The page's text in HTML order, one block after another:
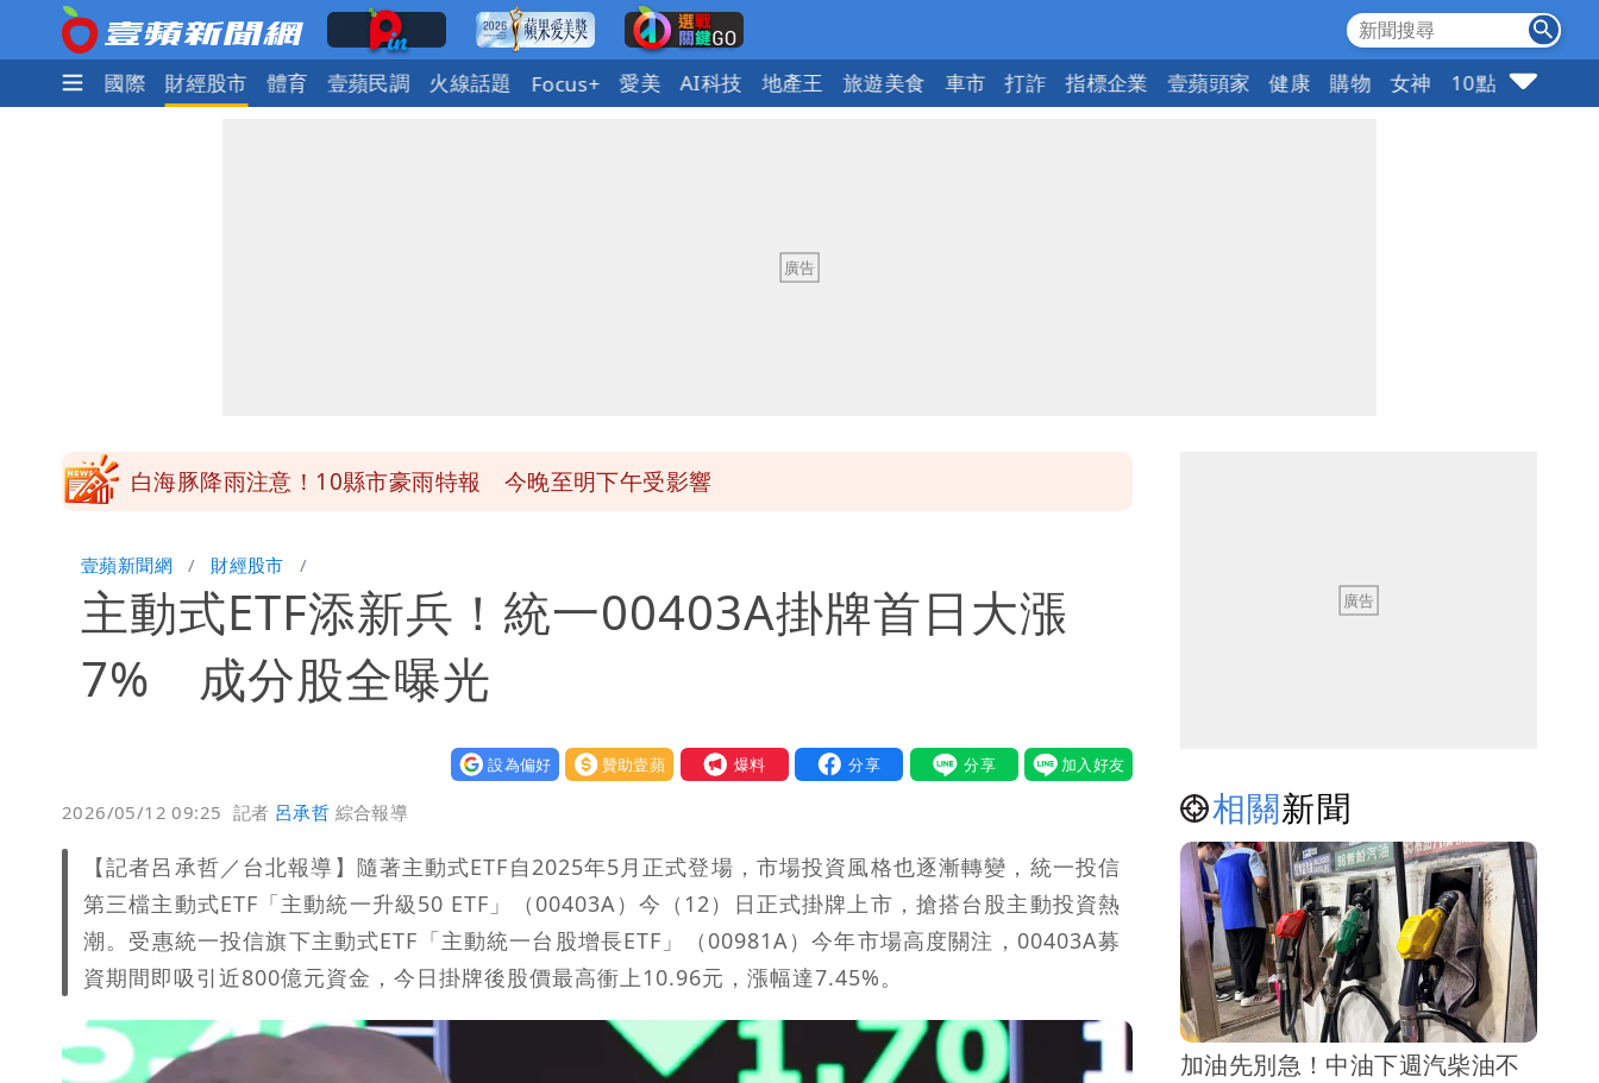
社會 國際 財經股市 體育 壹蘋民調 火線話題 Focus+ 愛美 AI科技 地產王 旅遊美食 車市 打詐 指標企業 壹蘋頭家 健康 購物 女神 10點強打
白海豚降雨注意！10縣市豪雨特報 今晚至明下午受影響
壹蘋新聞網 財經股市
主動式ETF添新兵！統一00403A掛牌首日大漲
7% 成分股全曝光
設為偏好 贊助壹蘋 我要爆料
2026/05/12 09:25 記者 呂承哲 綜合報導
【記者呂承哲／台北報導】隨著主動式ETF自2025年5月正式登場，市場投資風格也逐漸轉變，統一投信
第三檔主動式ETF「主動統一升級50 ETF」（00403A）今（12）日正式掛牌上市，搶搭台股主動投資熱
潮。受惠統一投信旗下主動式ETF「主動統一台股增長ETF」（00981A）今年市場高度關注，00403A募
資期間即吸引近800億元資金，今日掛牌後股價最高衝上10.96元，漲幅達7.45%。
相關新聞
加油先別急！中油下週汽柴油不